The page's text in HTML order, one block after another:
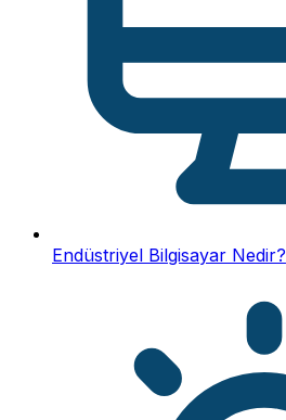
Endüstriyel Bilgisayar Nedir?